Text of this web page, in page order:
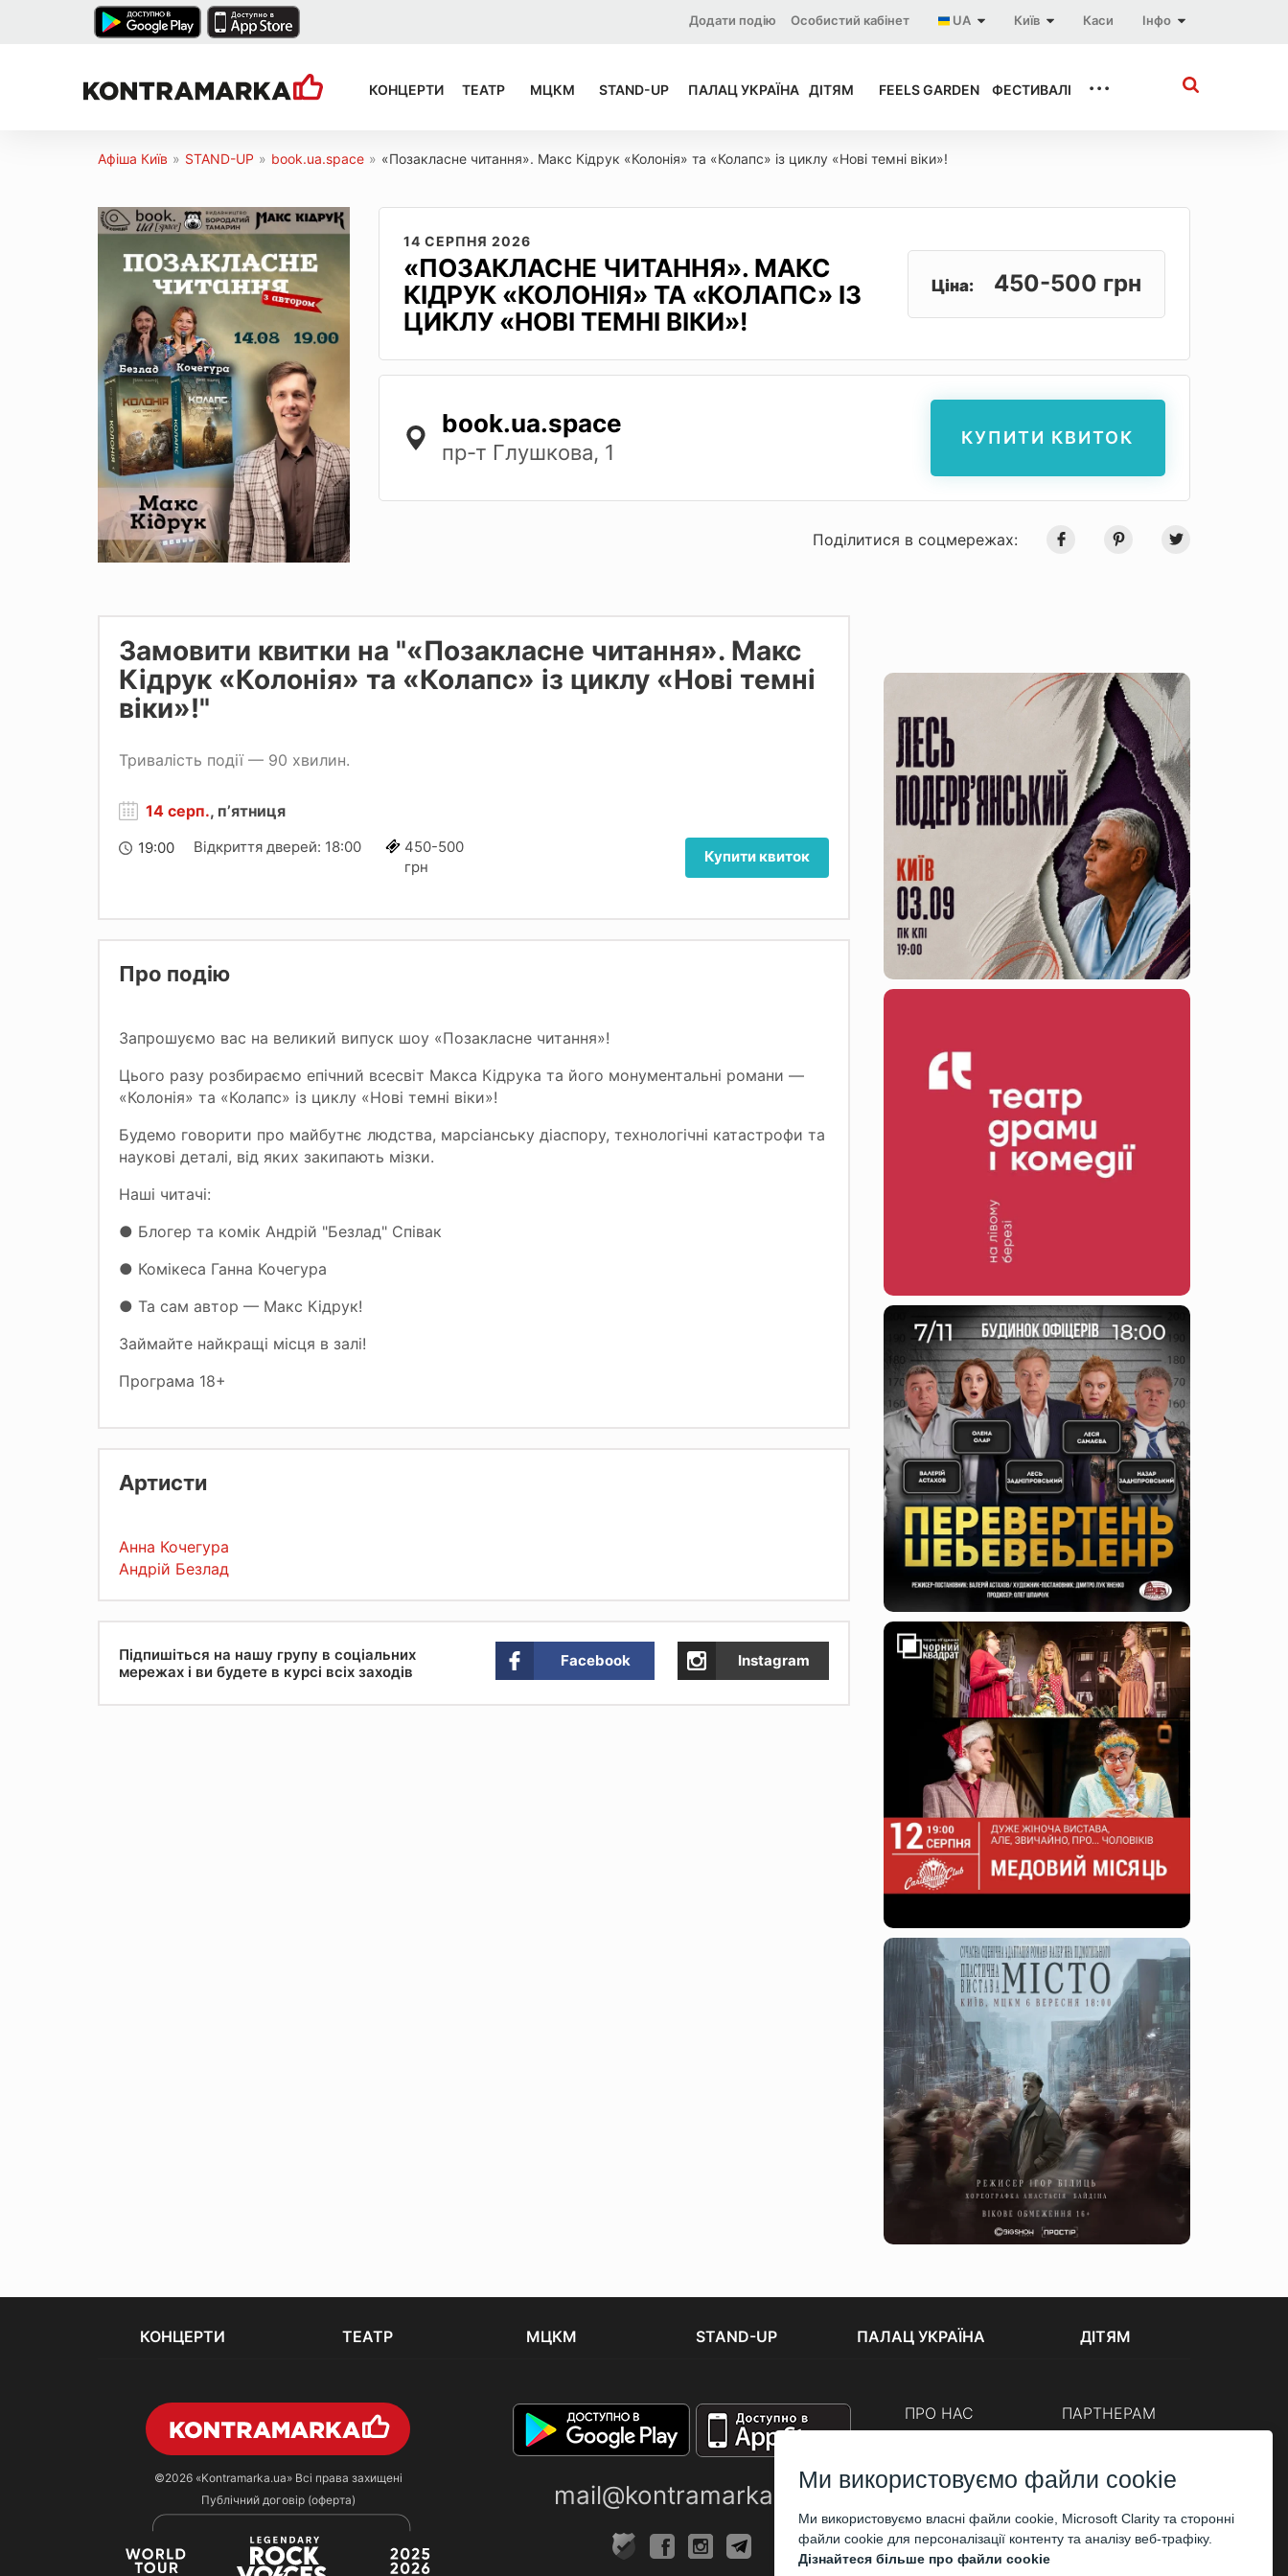
Інфо
Каси
Київ
UA
Особистий кабінет
Додати подію
КОНЦЕРТИ ТЕАТР МЦКМ STAND-UP ПАЛАЦ УКРАЇНА ДІТЯМ FEELS GARDEN ФЕСТИВАЛІ ...
Афіша Київ » STAND-UP » book.ua.space » «Позакласне читання». Макс Кідрук «Колонія» та «Колапс» із циклу «Нові темні віки»!
14 СЕРПНЯ 2026
«ПОЗАКЛАСНЕ ЧИТАННЯ». МАКС
КІДРУК «КОЛОНІЯ» ТА «КОЛАПС» ІЗ
ЦИКЛУ «НОВІ ТЕМНІ ВІКИ»!
Ціна: 450-500 грн
book.ua.space
пр-т Глушкова, 1
КУПИТИ КВИТОК
Поділитися в соцмережах:
Замовити квитки на "«Позакласне читання». Макс
Кідрук «Колонія» та «Колапс» із циклу «Нові темні
віки»!"
Тривалість події — 90 хвилин.
14 серп., пʼятниця
19:00 Відкриття дверей: 18:00
450-500
грн
Купити квиток
Про подію
Запрошуємо вас на великий випуск шоу «Позакласне читання»!
​Цього разу розбираємо епічний всесвіт Макса Кідрука та його монументальні романи —
«Колонія» та «Колапс» із циклу «Нові темні віки»!
Будемо говорити про майбутнє людства, марсіанську діаспору, технологічні катастрофи та
наукові деталі, від яких закипають мізки.
Наші читачі:
● Блогер та комік Андрій "Безлад" Співак
​● Комікеса Ганна Кочегура
​● Та сам автор — Макс Кідрук!
Займайте найкращі місця в залі!
Програма 18+
Артисти
Анна Кочегура
Андрій Безлад
Підпишіться на нашу групу в соціальних
мережах і ви будете в курсі всіх заходів
Facebook Instagram
КОНЦЕРТИ ТЕАТР МЦКМ STAND-UP ПАЛАЦ УКРАЇНА ДІТЯМ
©2026 «Kontramarka.ua»Всі права захищені
Публічний договір (оферта)
mail@kontramarka.ua
ПРО НАС ПАРТНЕРАМ
Корпоративним клієнтам
Ми використовуємо файли cookie
Ми використовуємо власні файли cookie, Microsoft Clarity та сторонні
файли cookie для персоналізації контенту та аналізу веб-трафіку.
Дізнайтеся більше про файли cookie